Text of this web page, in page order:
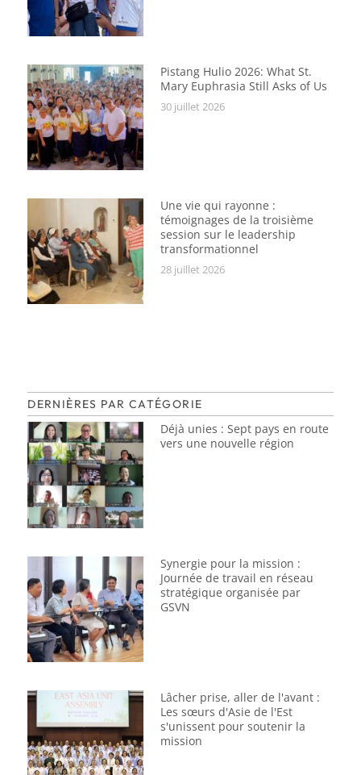
Pistang Hulio 2026: What St.
Mary Euphrasia Still Asks of Us
30 juillet 2026
Une vie qui rayonne :
témoignages de la troisième
session sur le leadership
transformationnel
28 juillet 2026
DERNIÈRES PAR CATÉGORIE
Déjà unies : Sept pays en route
vers une nouvelle région
Synergie pour la mission :
Journée de travail en réseau
stratégique organisée par
GSVN
Lâcher prise, aller de l'avant :
Les sœurs d'Asie de l'Est
s'unissent pour soutenir la
mission